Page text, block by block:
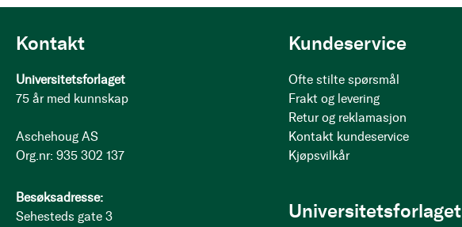
Kontakt
Universitetsforlaget
75 år med kunnskap
Aschehoug AS
Org.nr: 935 302 137
Besøksadresse:
Sehesteds gate 3
Kundeservice
Ofte stilte spørsmål
Frakt og levering
Retur og reklamasjon
Kontakt kundeservice
Kjøpsvilkår
Universitetsforlaget